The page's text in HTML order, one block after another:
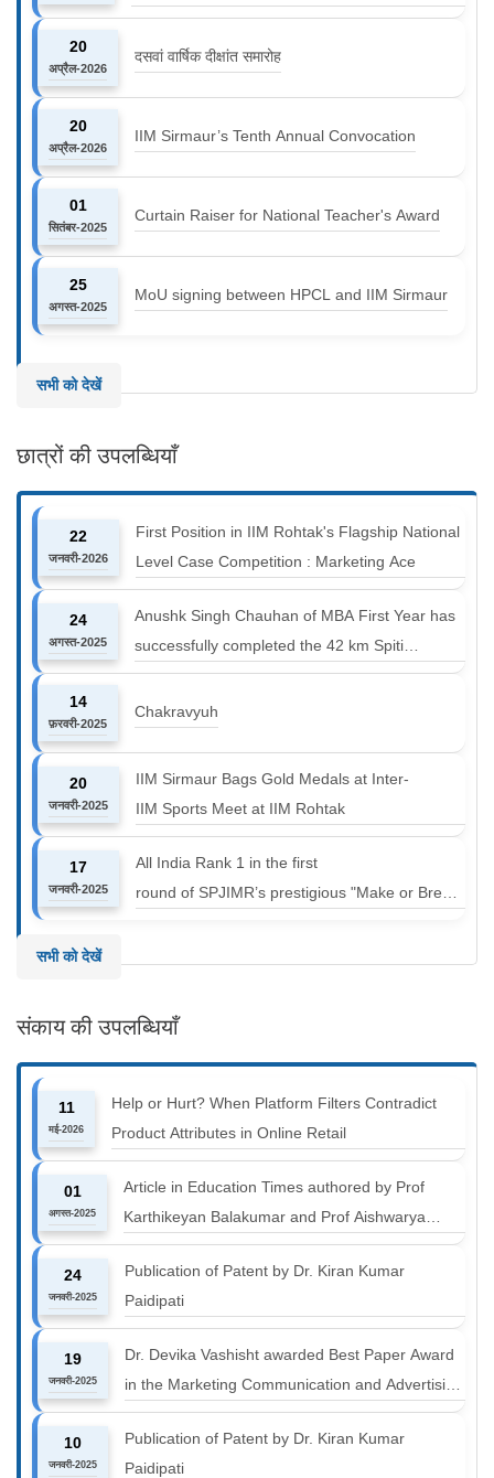
20
अप्रैल-2026
दसवां वार्षिक दीक्षांत समारोह
20
अप्रैल-2026
IIM Sirmaur’s Tenth Annual Convocation
01
सितंबर-2025
Curtain Raiser for National Teacher's Award
25
अगस्त-2025
MoU signing between HPCL and IIM Sirmaur
सभी को देखें
छात्रों की उपलब्धियाँ
22
जनवरी-2026
First Position in IIM Rohtak's Flagship National
Level Case Competition : Marketing Ace
24
अगस्त-2025
Anushk Singh Chauhan of MBA First Year has
successfully completed the 42 km Spiti
Marathon at an altitude of 12000 to 14000 feet
14
फ़रवरी-2025
Chakravyuh
20
जनवरी-2025
IIM Sirmaur Bags Gold Medals at Inter-
IIM Sports Meet at IIM Rohtak
17
जनवरी-2025
All India Rank 1 in the first
round of SPJIMR’s prestigious "Make or Break
सभी को देखें
संकाय की उपलब्धियाँ
11
मई-2026
Help or Hurt? When Platform Filters Contradict
Product Attributes in Online Retail
01
अगस्त-2025
Article in Education Times authored by Prof
Karthikeyan Balakumar and Prof Aishwarya
Harichandan titled "B-schools must align with the
industry shift or risk leaving graduates stranded
24
जनवरी-2025
Publication of Patent by Dr. Kiran Kumar
Paidipati
19
जनवरी-2025
Dr. Devika Vashisht awarded Best Paper Award
in the Marketing Communication and Advertising
track at MICA ICMC 2025 conference
10
जनवरी-2025
Publication of Patent by Dr. Kiran Kumar
Paidipati